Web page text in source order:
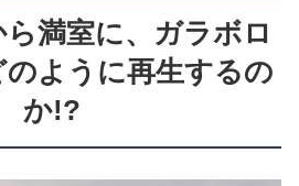
満室に、ガラボロ
ように再生するの
か!?